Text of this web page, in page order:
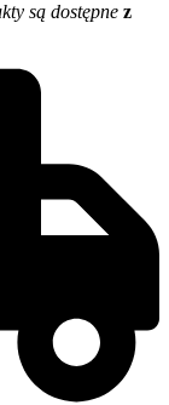
są dostępne z